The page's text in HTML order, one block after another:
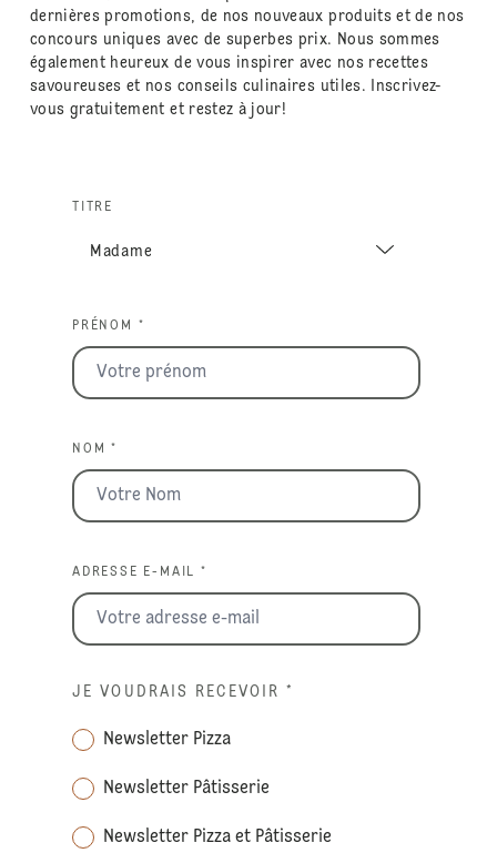
dernières promotions, de nos nouveaux produits et de nos
concours uniques avec de superbes prix. Nous sommes
également heureux de vous inspirer avec nos recettes
savoureuses et nos conseils culinaires utiles. Inscrivez-
vous gratuitement et restez à jour!
TITRE
PRÉNOM *
NOM *
ADRESSE E-MAIL *
JE VOUDRAIS RECEVOIR *
Newsletter Pizza
Newsletter Pâtisserie
Newsletter Pizza et Pâtisserie